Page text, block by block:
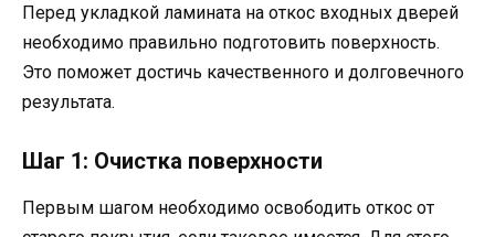
Перед укладкой ламината на откос входных дверей
необходимо правильно подготовить поверхность.
Это поможет достичь качественного и долговечного
результата.
Шаг 1: Очистка поверхности
Первым шагом необходимо освободить откос от